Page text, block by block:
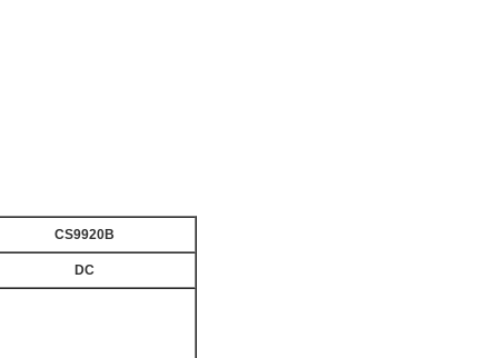
CS9920B
DC